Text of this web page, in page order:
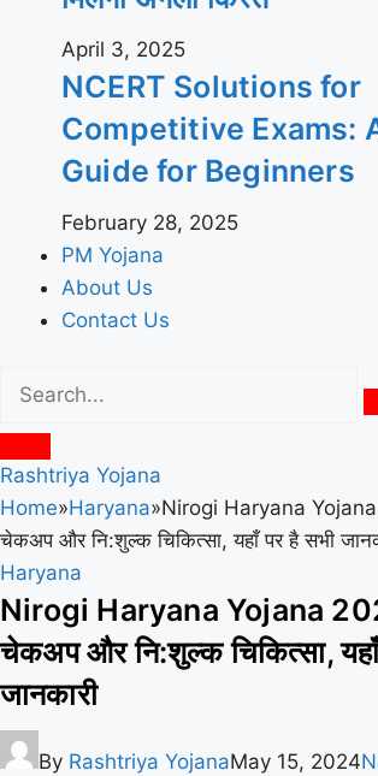
April 3, 2025
NCERT Solutions for
Competitive Exams:
Guide for Beginners
February 28, 2025
PM Yojana
About Us
Contact Us
Rashtriya Yojana
Home»Haryana»Nirogi Haryana
चेकअप और नि:शुल्क चिकित्सा, यहाँ पर है सभी
Haryana
Nirogi Haryana Yojana
चेकअप और नि:शुल्क चिकित्सा,
जानकारी
By Rashtriya YojanaMay 15, 2024